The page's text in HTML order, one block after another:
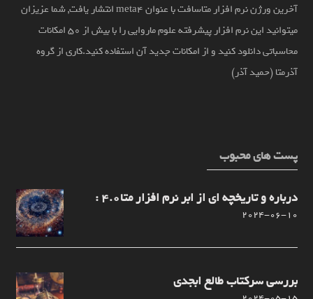
آخرین ورژن نرم افزار متاسافت با عنوان meta4 انتشار یافت, شما عزیزان
میتوانید این نرم افزار پیشرفته علوم ماروایی را با بیش از 50 امکانات
محاسباتی دانلود کنید و از امکانات جدید آن استفاده کنید.کاری از گروه
آذرمتا (حمید آذر)
پست های محبوب
درباره و تاریخچه ای از ابر نرم افزار متا4.0 :
2024-06-10
بررسی سرکتاب طالع ابجدی